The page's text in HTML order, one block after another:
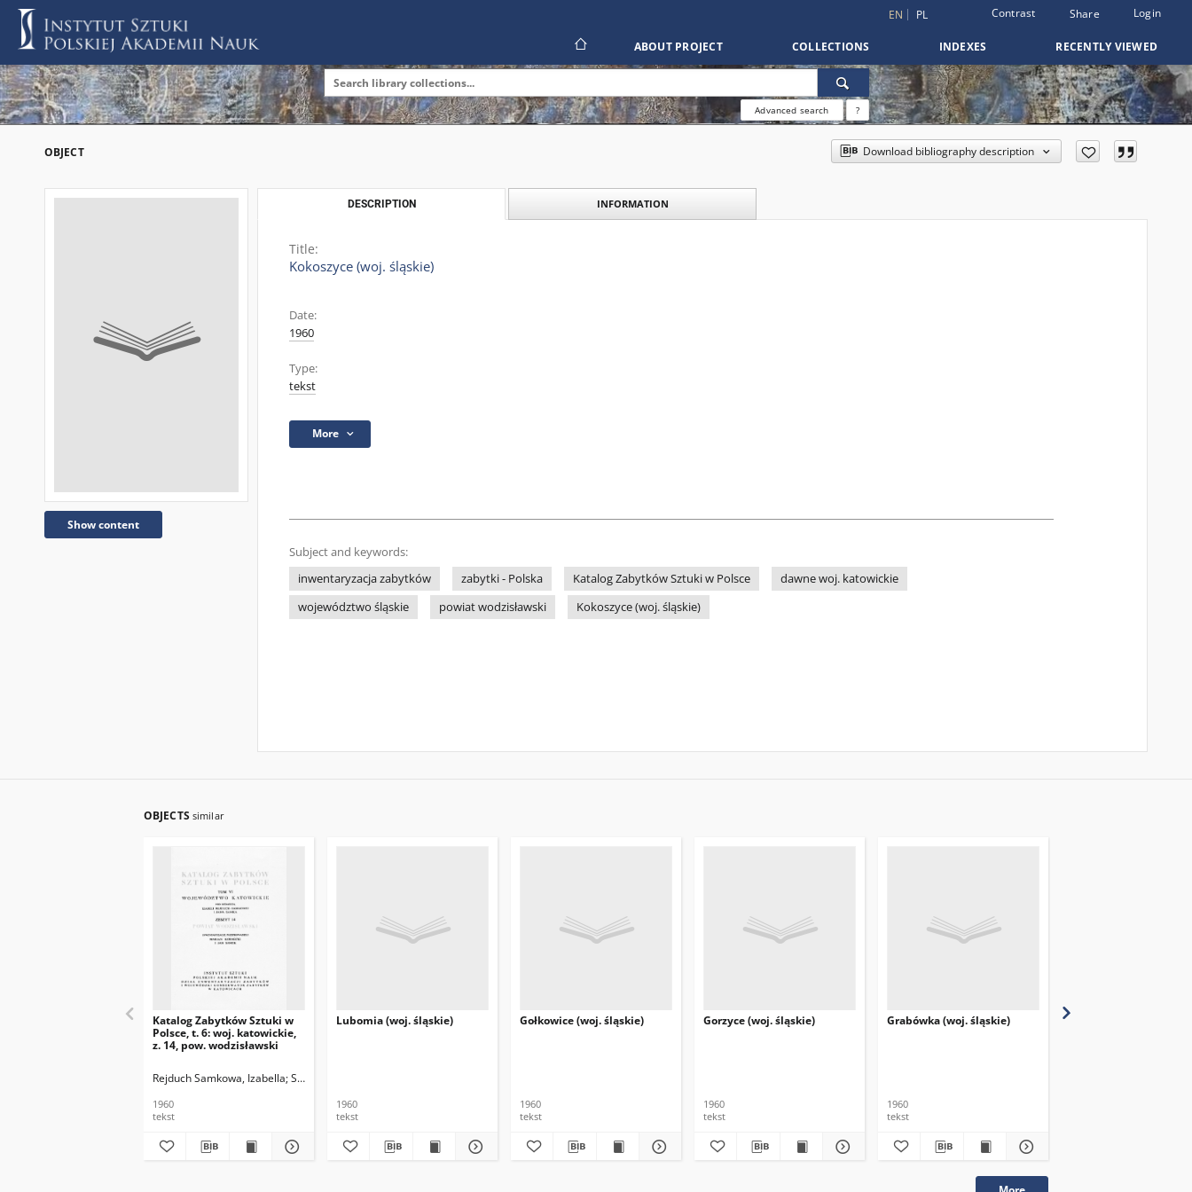
EN PL Contrast Share Login
ABOUT PROJECT COLLECTIONS INDEXES RECENTLY VIEWED
Advanced search ?
OBJECT Download bibliography description
Show content
DESCRIPTION INFORMATION
Title:
Kokoszyce (woj. śląskie)
Date:
1960
Type:
tekst
More
Subject and keywords:
inwentaryzacja zabytków
zabytki - Polska Katalog Zabytków Sztuki w Polsce
dawne woj. katowickie
województwo śląskie
powiat wodzisławski Kokoszyce (woj. śląskie)
OBJECTS similar
Katalog Zabytków Sztuki w
Polsce, t. 6: woj. katowickie,
z. 14, pow. wodzisławski
Rejduch Samkowa, Izabella Samek, Jan
1960
tekst
Lubomia (woj. śląskie)
1960
tekst
Gołkowice (woj. śląskie)
1960
tekst
Gorzyce (woj. śląskie)
1960
tekst
Grabówka (woj. śląskie)
1960
tekst